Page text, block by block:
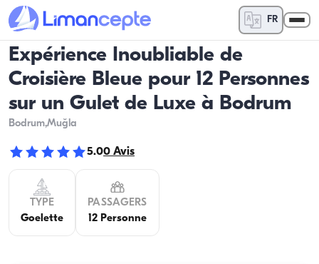
FR
Expérience Inoubliable de
Croisière Bleue pour 12 Personnes
sur un Gulet de Luxe à Bodrum
Bodrum,Muğla
5.00 Avis
TYPE
Goelette
PASSAGERS
12 Personne